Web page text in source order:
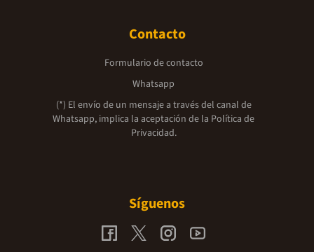
Contacto
Formulario de contacto
Whatsapp
(*) El envío de un mensaje a través del canal de
Whatsapp, implica la aceptación de la Política de
Privacidad.
Síguenos